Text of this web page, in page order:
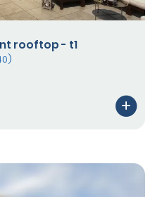
rooftop - t1